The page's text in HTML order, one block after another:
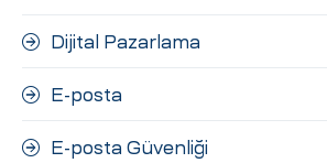
Dijital Pazarlama
E-posta
E-posta Güvenliği